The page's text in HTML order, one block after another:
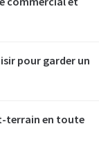
pour garder un
terrain en toute